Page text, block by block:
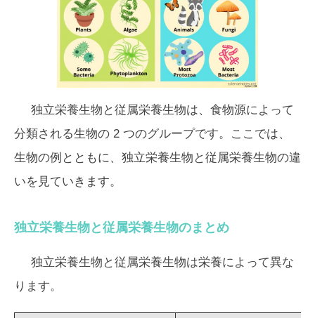
独立栄養生物と従属栄養生物は、食物源によって
分類される生物の 2 つのグループです。ここでは、
生物の例とともに、独立栄養生物と従属栄養生物の違
いを見ていきます。
独立栄養生物と従属栄養生物のまとめ
独立栄養生物と従属栄養生物は栄養によって異な
ります。